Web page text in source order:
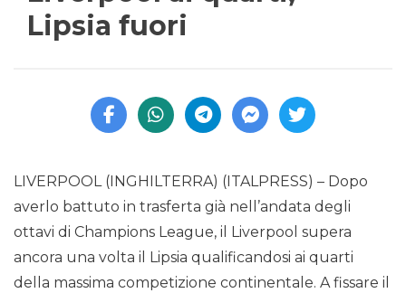
Lipsia fuori
LIVERPOOL (INGHILTERRA) (ITALPRESS) – Dopo
averlo battuto in trasferta già nell’andata degli
ottavi di Champions League, il Liverpool supera
ancora una volta il Lipsia qualificandosi ai quarti
della massima competizione continentale. A fissare il